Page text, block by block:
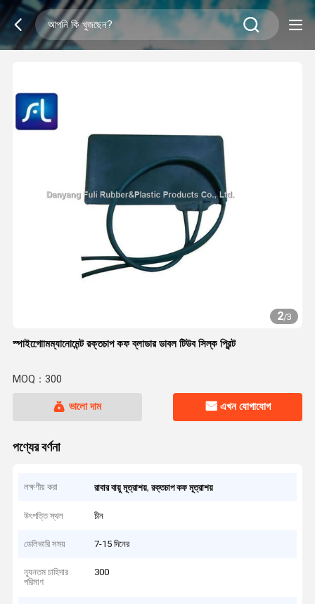
2/3
স্পাইগোোমম্যানোমেন্ট রক্তচাপ কফ ব্লাডার ডাবল টিউব সিল্ক প্রিন্ট
MOQ：300
ভালো দাম এখন যোগাযোগ
পণ্যের বর্ণনা
লক্ষণীয় করা রাবার বায়ু মূত্রাশয়,রক্তচাপ কফ মূত্রাশয়
উৎপত্তি স্থল চীন
ডেলিভারি সময় 7-15 দিনের
ন্যূনতম চাহিদার
পরিমাণ
300